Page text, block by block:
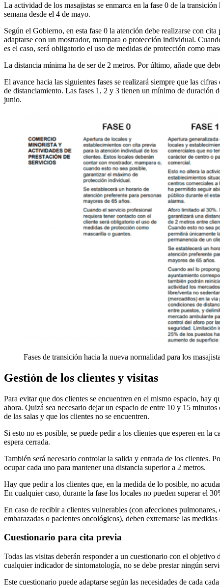
La actividad de los masajistas se enmarca en la fase 0 de la
semana desde el 4 de mayo.
Según el Gobierno, en esta fase 0 la atención debe realizarse con
adaptarse con un mostrador, mampara o protección individual.
es el caso, será obligatorio el uso de medidas de protección como
La distancia mínima ha de ser de 2 metros. Por último, añade que
El avance hacia las siguientes fases se realizará siempre que las
de distanciamiento. Las fases 1, 2 y 3 tienen un mínimo de duración
junio.
Fases de transición hacia la nueva normalidad para los
Gestión de los clientes y visitas
Para evitar que dos clientes se encuentren en el mismo espacio, hay
ahora. Quizá sea necesario dejar un espacio de entre 10 y 15
de las salas y que los clientes no se encuentren.
Si esto no es posible, se puede pedir a los clientes que esperen en la
espera cerrada.
También será necesario controlar la salida y entrada de los clientes.
ocupar cada uno para mantener una distancia superior a 2 metros.
Hay que pedir a los clientes que, en la medida de lo posible, no
En cualquier caso, durante la fase los locales no pueden superar el
En caso de recibir a clientes vulnerables (con afecciones
embarazadas o pacientes oncológicos), deben extremarse las
Cuestionario para cita previa
Todas las visitas deberán responder a un cuestionario con el
cualquier indicador de sintomatología, no se debe prestar ningún
Este cuestionario puede adaptarse según las necesidades de cada